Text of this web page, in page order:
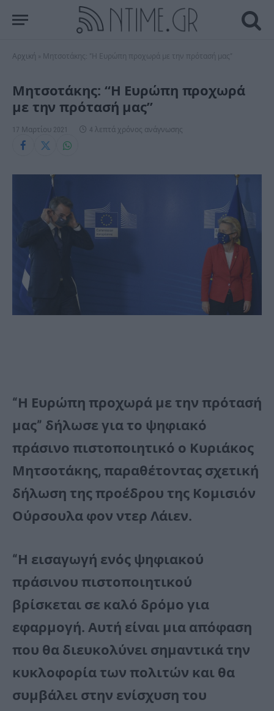
Αρχική Μητσοτάκης: “Η Ευρώπη προχωρά με την πρότασή μας”
Μητσοτάκης: “Η Ευρώπη προχωρά
με την πρότασή μας”
17 Μαρτίου 2021 4 λεπτά χρόνος ανάγνωσης
“Η Ευρώπη προχωρά με την πρότασή
μας” δήλωσε για το ψηφιακό
πράσινο πιστοποιητικό ο Κυριάκος
Μητσοτάκης, παραθέτοντας σχετική
δήλωση της προέδρου της Κομισιόν
Ούρσουλα φον ντερ Λάιεν.
“Η εισαγωγή ενός ψηφιακού
πράσινου πιστοποιητικού
βρίσκεται σε καλό δρόμο για
εφαρμογή. Αυτή είναι μια απόφαση
που θα διευκολύνει σημαντικά την
κυκλοφορία των πολιτών και θα
συμβάλει στην ενίσχυση του